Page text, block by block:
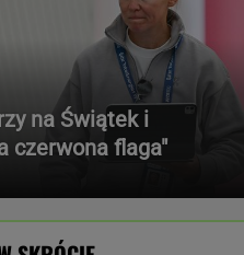
na Świątek i
czerwona flaga"